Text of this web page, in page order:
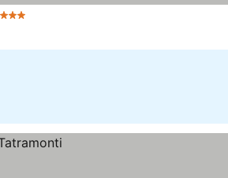
3 Počet hvězdiček